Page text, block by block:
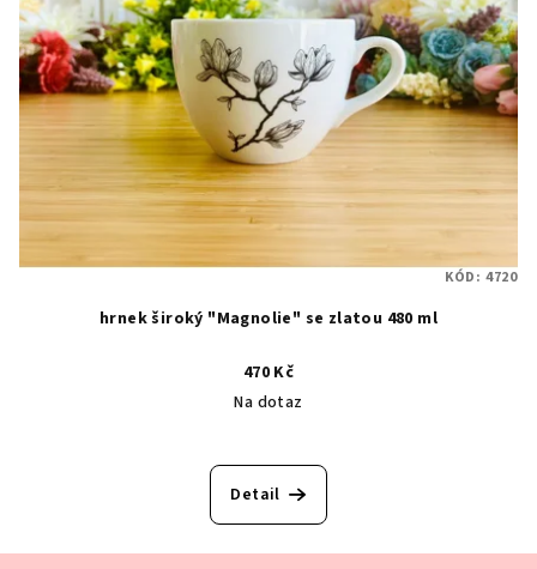
hrnek široký "Magnolie" se zlatou 480 ml
470 Kč
Na dotaz
Detail
KÓD: 4720